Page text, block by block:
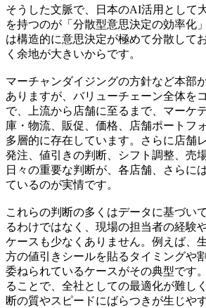
そうした文脈で、日本のAI活用として
を持つのが「分散型意思決定の効率化
は構造的に意思決定が極めて分散して
く余地が大きいからです。
マーチャンダイジングの方針など本部
ありますが、バリューチェーン全体を
で、上流から店舗に至るまで、マーケ
庫・物流、販促、価格、店舗ポートフ
多層的に存在しています。さらに店舗
発注、値引きの判断、シフト調整、売
日々の重要な判断が、各店舗、さらに
ているのが実情です。
これらの判断の多くはデータに基づい
るわけではなく、現場の担当者の経験
ケースも少なくありません。例えば、
方の値引きシールを貼るタイミングや
委ねられているケースがその典型です
ることで、全社としての最適化が難し
断の質やスピードにばらつきが生じや